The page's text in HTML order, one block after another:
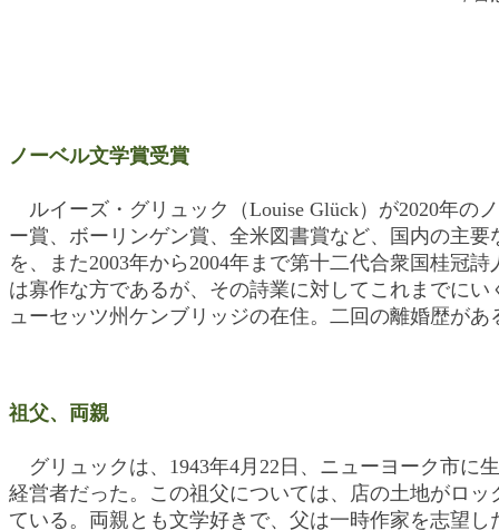
ノーベル文学賞受賞
ルイーズ・グリュック（Louise Glück）が2020年
ー賞、ボーリンゲン賞、全米図書賞など、国内の主
を、また2003年から2004年まで第十二代合衆国桂冠
は寡作な方であるが、その詩業に対してこれまでに
ューセッツ州ケンブリッジの在住。二回の離婚歴が
祖父、両親
グリュックは、1943年4月22日、ニューヨーク市に
経営者だった。この祖父については、店の土地がロ
ている。両親とも文学好きで、父は一時作家を志望